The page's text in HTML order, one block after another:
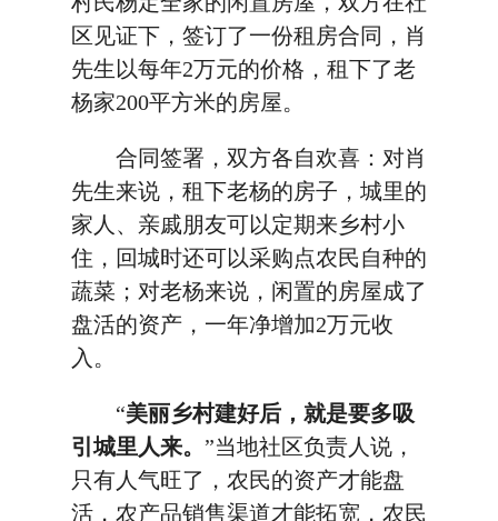
区见证下，签订了一份租房合同，肖
先生以每年2万元的价格，租下了老
杨家200平方米的房屋。
合同签署，双方各自欢喜：对肖
先生来说，租下老杨的房子，城里的
家人、亲戚朋友可以定期来乡村小
住，回城时还可以采购点农民自种的
蔬菜；对老杨来说，闲置的房屋成了
盘活的资产，一年净增加2万元收
入。
“美丽乡村建好后，就是要多吸
引城里人来。 ”当地社区负责人说，
只有人气旺了，农民的资产才能盘
活，农产品销售渠道才能拓宽，农民